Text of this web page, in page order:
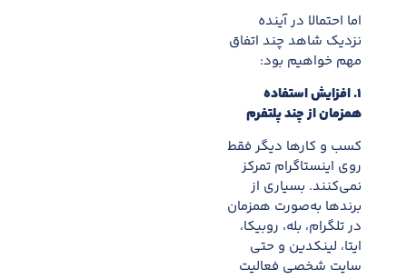
اما احتمالا در آینده
نزدیک شاهد چند اتفاق
مهم خواهیم بود:
۱.افزایش استفاده
همزمان از چند پلتفرم
کسب و کارها دیگر فقط
روی اینستاگرام تمرکز
نمی‌کنند. بسیاری از
برندها به‌صورت همزمان
در تلگرام، بله، روبیکا،
ایتا، لینکدین و حتی
سایت شخصی فعالیت